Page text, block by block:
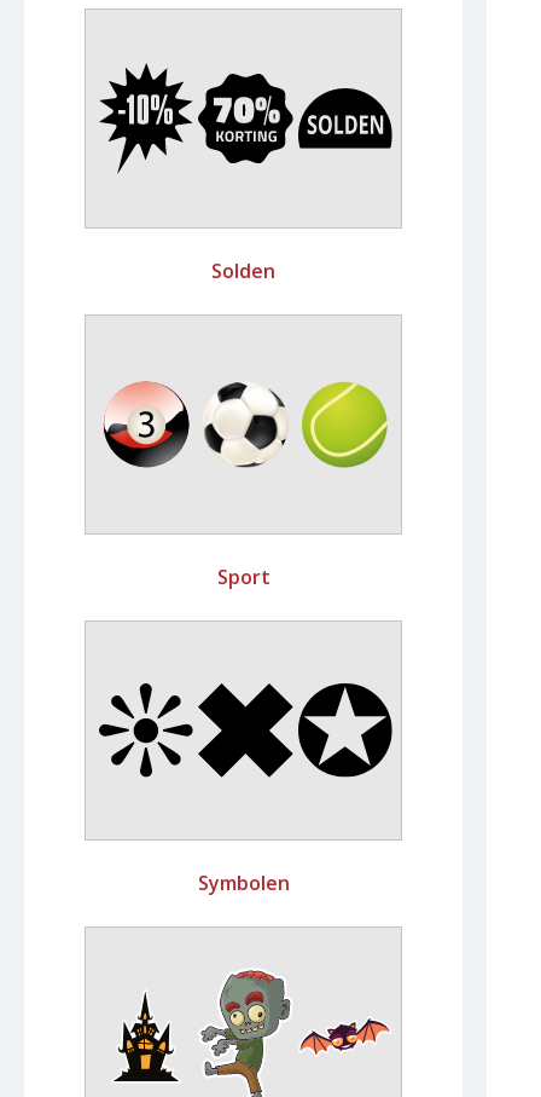
Solden
Sport
Symbolen